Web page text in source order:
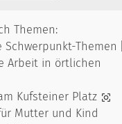
Themen:
Schwerpunkt-Themen [
Arbeit in örtlichen
Kufsteiner Platz
Mutter und Kind